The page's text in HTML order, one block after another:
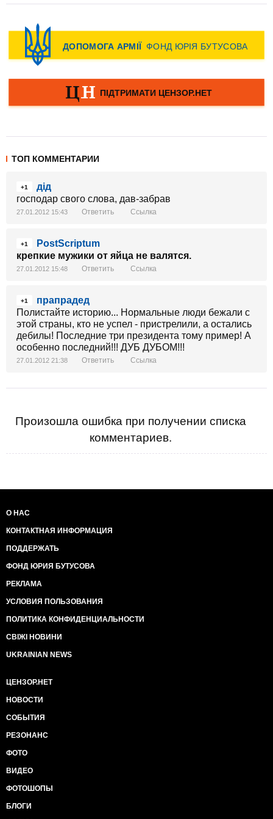
ТОП КОММЕНТАРИИ
+1
дід
господар свого слова, дав-забрав
27.01.2012 15:43 Ответить Ссылка
+1
PostScriptum
крепкие мужики от яйца не валятся.
27.01.2012 15:48 Ответить Ссылка
+1
прапрадед
Полистайте историю... Нормальные люди бежали с
этой страны, кто не успел - пристрелили, а остались
дебилы! Последние три президента тому пример! А
особенно последний!!! ДУБ ДУБОМ!!!
27.01.2012 21:38 Ответить Ссылка
Произошла ошибка при получении списка
комментариев.
О НАС
КОНТАКТНАЯ ИНФОРМАЦИЯ
ПОДДЕРЖАТЬ
ФОНД ЮРИЯ БУТУСОВА
РЕКЛАМА
УСЛОВИЯ ПОЛЬЗОВАНИЯ
ПОЛИТИКА КОНФИДЕНЦИАЛЬНОСТИ
СВІЖІ НОВИНИ
UKRAINIAN NEWS
ЦЕНЗОР.НЕТ
НОВОСТИ
СОБЫТИЯ
РЕЗОНАНС
ФОТО
ВИДЕО
ФОТОШОПЫ
БЛОГИ